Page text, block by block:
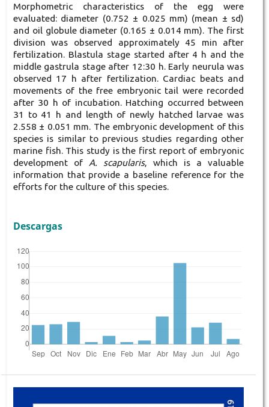
Morphometric characteristics of the egg were
evaluated: diameter (0.752 ± 0.025 mm) (mean ± sd)
and oil globule diameter (0.165 ± 0.014 mm). The first
division was observed approximately 45 min after
fertilization. Blastula stage started after 4 h and the
middle gastrula stage after 12:30 h. Early neurula was
observed 17 h after fertilization. Cardiac beats and
movements of the free embryonic tail were recorded
after 30 h of incubation. Hatching occurred between
31 to 41 h and length of newly hatched larvae was
2.558 ± 0.051 mm. The embryonic development of this
species is similar to previous studies regarding other
marine fish. This study is the first report of embryonic
development of A. scapularis, which is a valuable
information that provide a baseline reference for the
efforts for the culture of this species.
Descargas